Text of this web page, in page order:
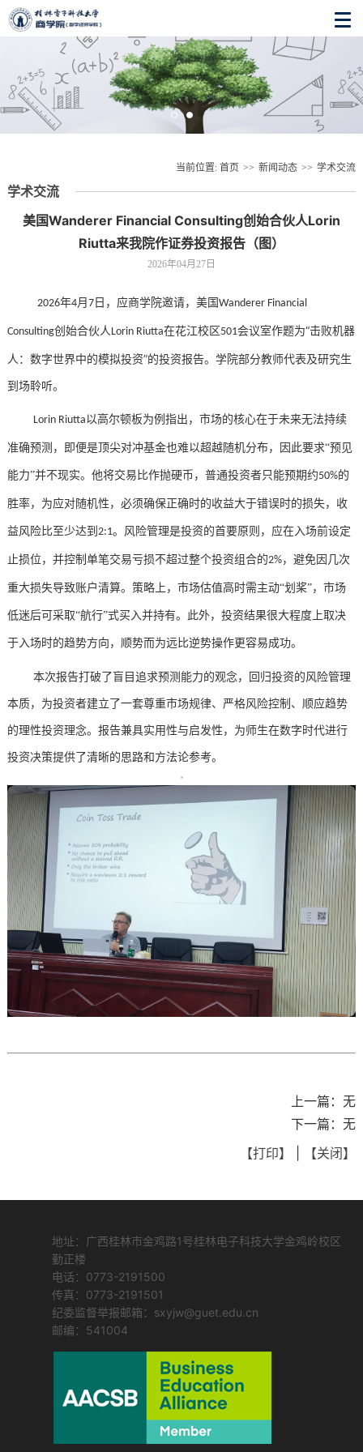
当前位置: 首页 >> 新闻动态 >> 学术交流
学术交流
美国Wanderer Financial Consulting创始合伙人Lorin
Riutta来我院作证券投资报告（图）
2026年04月27日
2026年4月7日，应商学院邀请，美国Wanderer Financial
Consulting创始合伙人 Lorin Riutta在花江校区501会议室作题为“击败机器
人：数字世界中的模拟投资”的投资报告。学院部分教师代表及研究生
到场聆听。
Lorin Riutta以高尔顿板为例指出，市场的核心在于未来无法持续
准确预测，即便是顶尖对冲基金也难以超越随机分布，因此要求“预见
能力”并不现实。他将交易比作抛硬币，普通投资者只能预期约50%的
胜率，为应对随机性，必须确保正确时的收益大于错误时的损失，收
益风险比至少达到2:1。风险管理是投资的首要原则，应在入场前设定
止损位，并控制单笔交易亏损不超过整个投资组合的2%，避免因几次
重大损失导致账户清算。策略上，市场估值高时需主动“划桨”，市场
低迷后可采取“航行”式买入并持有。此外，投资结果很大程度上取决
于入场时的趋势方向，顺势而为远比逆势操作更容易成功。
本次报告打破了盲目追求预测能力的观念，回归投资的风险管理
本质， 为投资者建立了一套尊重市场规律、严格风险控制、顺应趋势
的理性投资理念。报告兼具实用性与启发性，为师生在数字时代进行
投资决策提供了清晰的思路和方法论参考。
上一篇： 无
下一篇： 无
【打印】
【关闭】
地址：广西桂林市金鸡路1号桂林电子科技大学金鸡岭校区
勤正楼
电话：0773-2191500
传真：0773-2191501
纪委监督举报邮箱：sxyjw@guet.edu.cn
邮编：541004